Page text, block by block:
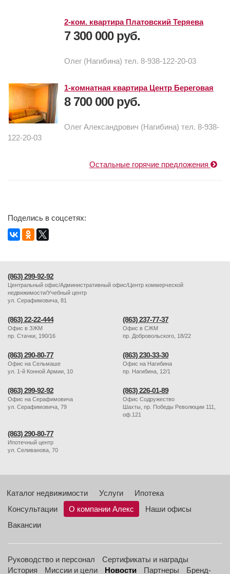
2-ком. квартира Платовский Теряева
7 300 000 руб.
Олег (Нагибина) тел. 8-938-122-20-03
1-комнатная квартира Центр Береговая
8 700 000 руб.
Олег Александрович (Нагибина) тел. 8-938-
122-20-03
Остальные горячие предложения
Поделись в соцсетях:
(863) 299-92-92
Центральный офис/Административный офис/Центр коммерческой
недвижимости/Учебный центр
ул. Серафимовича, 81
(863) 22-22-444
Офис в ЗЖМ
пр. Стачки, 190/16
(863) 237-77-37
Офис в СЖМ
пр. Добровольского, 18/22
(863) 290-80-77
Офис на Сельмаше
ул. 1-й Конной Армии, 10
(863) 230-33-30
Офис на Нагибина
пр. Нагибина, 12/1
(863) 299-92-92
Офис на Серафимовича
ул. Серафимовича, 79
(863) 226-01-89
Офис Содружество
Шахты, пр. Победы Революции 111,
оф.121
(863) 290-80-77
Ипотечный центр
ул. Селиванова, 70
Каталог недвижимости Услуги
Ипотека
Консультации
О компании Алекс
Наши офисы
Вакансии
Руководство и персонал
Сертификаты и награды
История
Миссии и цели Новости Партнеры Бренд-